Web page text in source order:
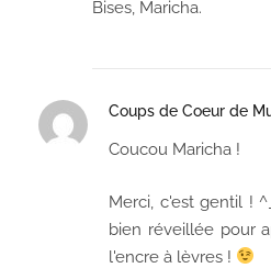
Bises, Maricha.
Coups de Coeur de
Coucou Maricha !
Merci, c'est gentil !
bien réveillée pour
l'encre à lèvres !